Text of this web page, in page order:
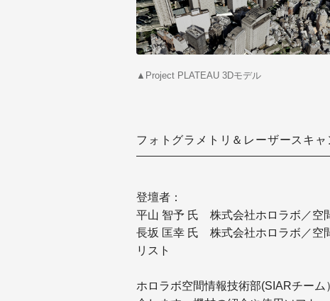
▲Project PLATEAU 3Dモデル
フォトグラメトリ＆レーザースキ
登壇者：
平山 智予 氏 株式会社ホロラボ／空
長坂 匡幸 氏 株式会社ホロラボ／空
リスト
ホロラボ空間情報技術部(SIARチー